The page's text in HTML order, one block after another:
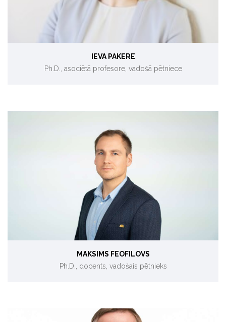
IEVA PAKERE
Ph.D., asociētā profesore, vadošā pētniece
Sistēmu izturētspēja.
MAKSIMS FEOFILOVS
Ph.D., docents, vadošais pētnieks